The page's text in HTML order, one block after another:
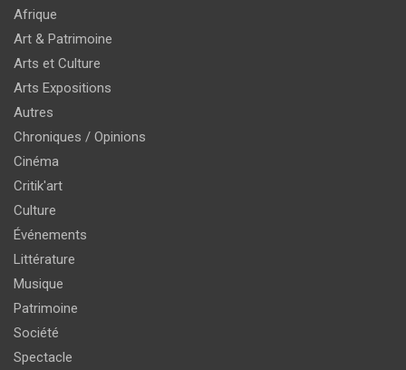
Afrique
Art & Patrimoine
Arts et Culture
Arts Expositions
Autres
Chroniques / Opinions
Cinéma
Critik'art
Culture
Événements
Littérature
Musique
Patrimoine
Société
Spectacle